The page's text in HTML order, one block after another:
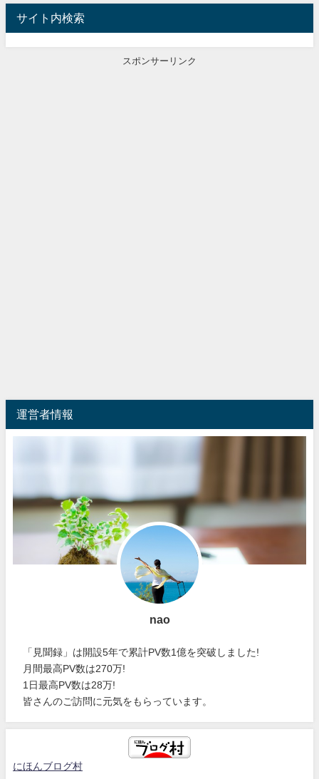
サイト内検索
スポンサーリンク
運営者情報
nao
「見聞録」は開設5年で累計PV数1億を突破しました!
月間最高PV数は270万!
1日最高PV数は28万!
皆さんのご訪問に元気をもらっています。
にほんブログ村